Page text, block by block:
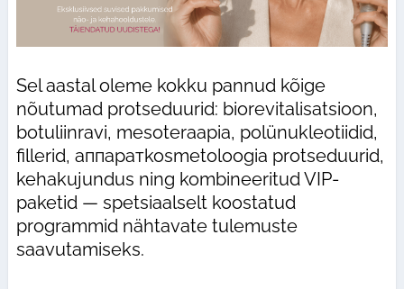
Sel aastal oleme kokku pannud kõige
nõutumad protseduurid: biorevitalisatsioon,
botuliinravi, mesoteraapia, polünukleotiidid,
fillerid, аппаратkosmetoloogia protseduurid,
kehakujundus ning kombineeritud VIP-
paketid — spetsiaalselt koostatud
programmid nähtavate tulemuste
saavutamiseks.